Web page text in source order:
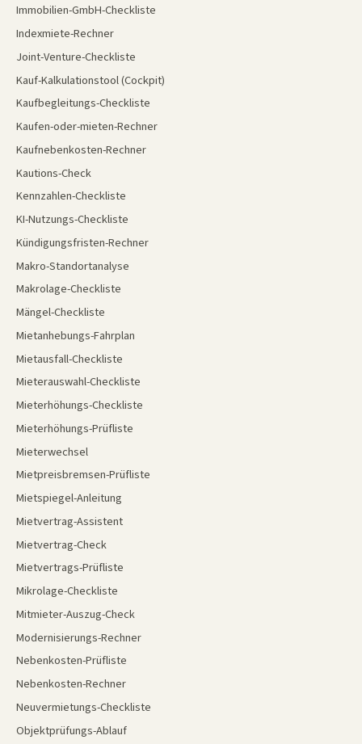
Immobilien-GmbH-Checkliste
Indexmiete-Rechner
Joint-Venture-Checkliste
Kauf-Kalkulationstool (Cockpit)
Kaufbegleitungs-Checkliste
Kaufen-oder-mieten-Rechner
Kaufnebenkosten-Rechner
Kautions-Check
Kennzahlen-Checkliste
KI-Nutzungs-Checkliste
Kündigungsfristen-Rechner
Makro-Standortanalyse
Makrolage-Checkliste
Mängel-Checkliste
Mietanhebungs-Fahrplan
Mietausfall-Checkliste
Mieterauswahl-Checkliste
Mieterhöhungs-Checkliste
Mieterhöhungs-Prüfliste
Mieterwechsel
Mietpreisbremsen-Prüfliste
Mietspiegel-Anleitung
Mietvertrag-Assistent
Mietvertrag-Check
Mietvertrags-Prüfliste
Mikrolage-Checkliste
Mitmieter-Auszug-Check
Modernisierungs-Rechner
Nebenkosten-Prüfliste
Nebenkosten-Rechner
Neuvermietungs-Checkliste
Objektprüfungs-Ablauf